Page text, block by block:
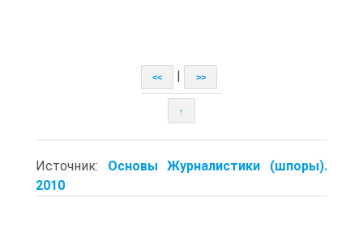
<< >>
↑
Источник: Основы Журналистики (шпоры).
2010